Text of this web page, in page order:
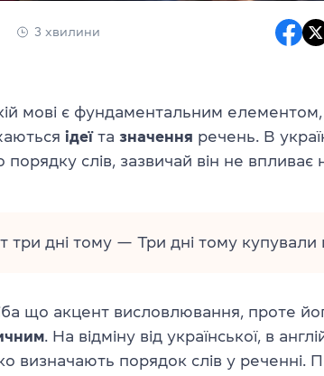
3 хвилини
мові є фундаментальним
ідеїта значення речень. В
порядку слів, зазвичай він не впливає
три дні тому — Три дні тому купували
що акцент висловлювання, проте
. На відміну від української, в
визначають порядок слів у реченні.